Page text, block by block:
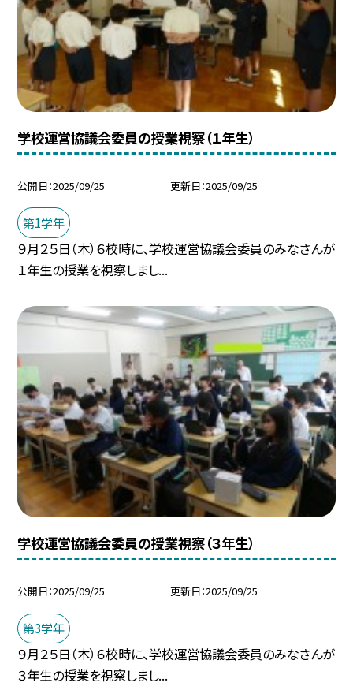
学校運営協議会委員の授業視察（１年生）
公開日 2025/09/25 更新日 2025/09/25
第1学年
９月２５日（木）６校時に、学校運営協議会委員のみなさんが
１年生の授業を視察しまし...
学校運営協議会委員の授業視察（３年生）
公開日 2025/09/25 更新日 2025/09/25
第3学年
９月２５日（木）６校時に、学校運営協議会委員のみなさんが
３年生の授業を視察しまし...